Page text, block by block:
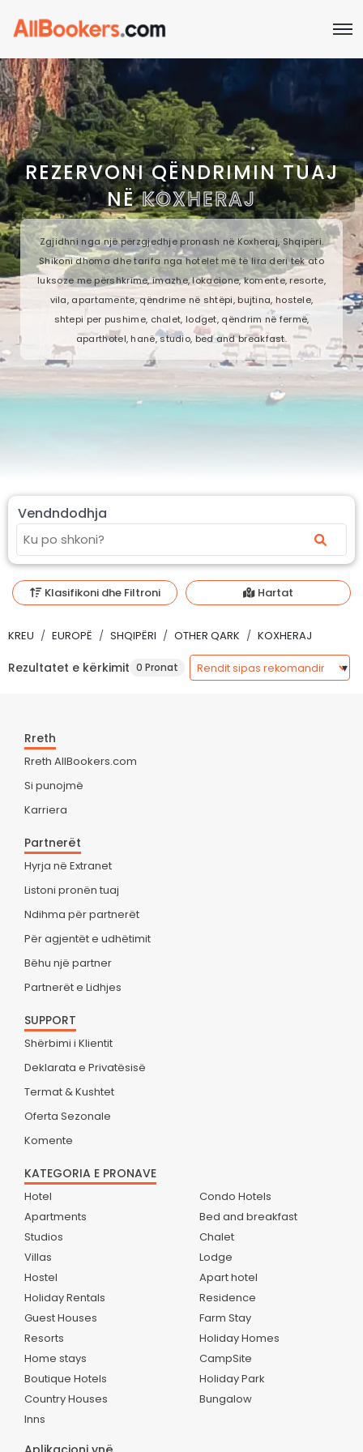
REZERVONI QËNDRIMIN TUAJ
NËKOXHERAJ
Zgjidhni nga një përzgjedhje pronash në Koxheraj, Shqipëri.
Shikoni dhoma dhe tarifa nga hotelet më të lira deri tek ato
luksoze me përshkrime, imazhe, lokacione, komente, resorte,
vila, apartamente, qëndrime në shtëpi, bujtina, hostele,
shtepi per pushime, chalet, lodget, qëndrim në fermë,
aparthotel, hanë, studio, bed and breakfast.
Vendndodhja
Klasifikoni dhe Filtroni Hartat
KREU EUROPË SHQIPËRI OTHER QARK KOXHERAJ
Rezultatet e kërkimit 0 Pronat
Rreth
Rreth AllBookers.com
Si punojmë
Karriera
Partnerët
Hyrja në Extranet
Listoni pronën tuaj
Ndihma për partnerët
Për agjentët e udhëtimit
Bëhu një partner
Partnerët e Lidhjes
SUPPORT
Shërbimi i Klientit
Deklarata e Privatësisë
Termat & Kushtet
Oferta Sezonale
Komente
KATEGORIA E PRONAVE
Hotel
Apartments
Studios
Villas
Hostel
Holiday Rentals
Guest Houses
Resorts
Home stays
Boutique Hotels
Country Houses
Inns
Condo Hotels
Bed and breakfast
Chalet
Lodge
Apart hotel
Residence
Farm Stay
Holiday Homes
CampSite
Holiday Park
Bungalow